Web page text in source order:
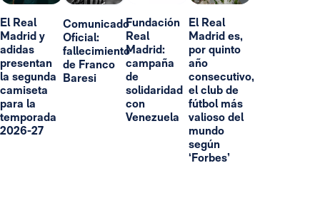
El Real
Madrid y
adidas
presentan
la segunda
camiseta
para la
temporada
2026-27
Comunicado
Oficial:
fallecimiento
de Franco
Baresi
Fundación
Real
Madrid:
campaña
de
solidaridad
con
Venezuela
El Real
Madrid es,
por quinto
año
consecutivo,
el club de
fútbol más
valioso del
mundo
según
‘Forbes’